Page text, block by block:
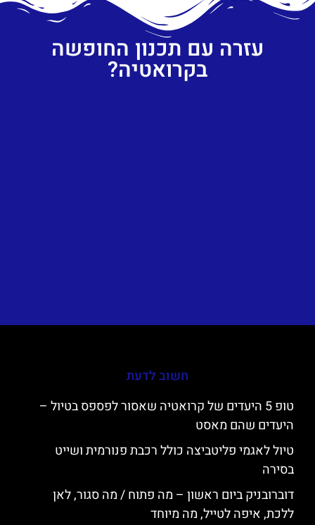
עזרה עם תכנון החופשה
בקרואטיה?
חשוב לדעת
טופ 5 היעדים של קרואטיה שאסור לפספס בטיול –
היעדים שהם מאסט
טיול לאגמי פליטביצה כולל רכבת פנורמית ושייט
בסירה
דוברובניק ביום ראשון – מה פתוח / מה סגור, לאן
ללכת, איפה לטייל, מה מיוחד